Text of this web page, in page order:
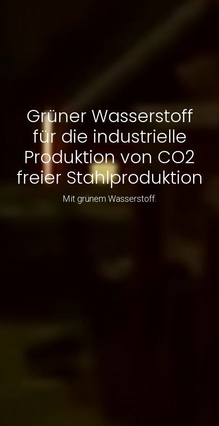
Grüner Wasserstoff
für die industrielle
Produktion von CO2
freier Stahlproduktion
Mit grünem Wasserstoff.